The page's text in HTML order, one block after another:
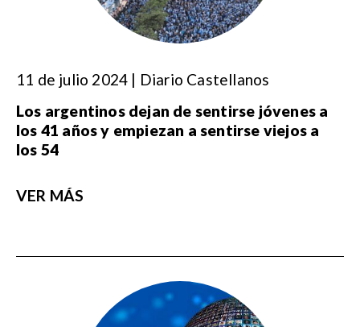
11 de julio 2024 | Diario Castellanos
Los argentinos dejan de sentirse jóvenes a
los 41 años y empiezan a sentirse viejos a
los 54
VER MÁS